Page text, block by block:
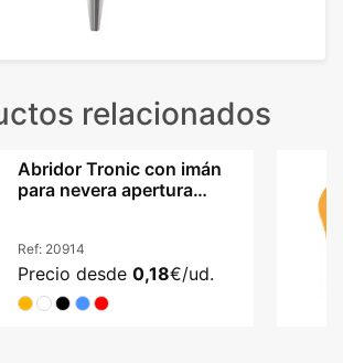
relacionados
Abridor Tronic con imán
para nevera apertura
Ref: 20914
Precio desde 0,18€/ud.